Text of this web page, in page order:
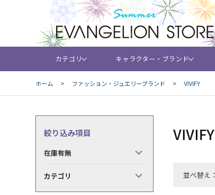
カテゴリ キャラクター・ブランド
ホーム > ファッション・ジュエリーブランド > VIVIFY
絞り込み項目
在庫有無
カテゴリ
VIVIFY
並べ替え：